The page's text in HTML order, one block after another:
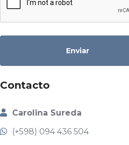
Enviar
Contacto
Carolina Sureda
(+598) 094 436 504